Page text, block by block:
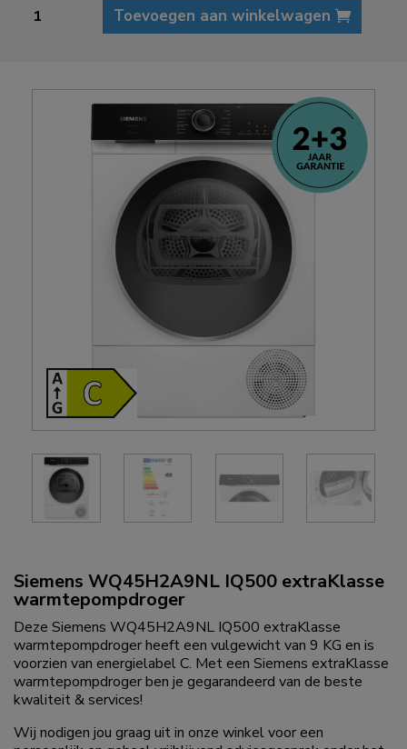
Siemens WQ45H2A9NL IQ500 extraKlasse
warmtepompdroger
Deze Siemens WQ45H2A9NL IQ500 extraKlasse
warmtepompdroger heeft een vulgewicht van 9 KG en is
voorzien van energielabel C. Met een Siemens extraKlasse
warmtepompdroger ben je gegarandeerd van de beste
kwaliteit & services!
Wij nodigen jou graag uit in onze winkel voor een
WQ45H2A9NL
warmtepompdroger
Toevoegen aan winkelwagen